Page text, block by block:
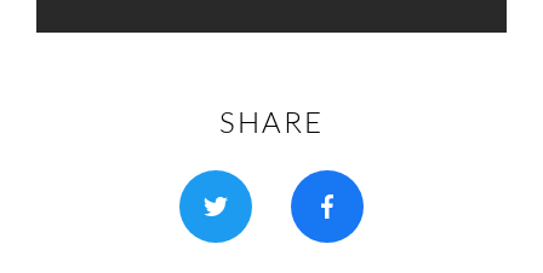
SHARE